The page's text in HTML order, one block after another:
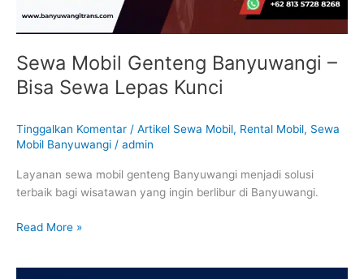
Sewa Mobil Genteng Banyuwangi –
Bisa Sewa Lepas Kunci
Tinggalkan Komentar / Artikel Sewa Mobil, Rental Mobil, Sewa
Mobil Banyuwangi / admin
Layanan sewa mobil genteng Banyuwangi menjadi solusi
terbaik bagi wisatawan yang ingin berlibur di Banyuwangi.
Read More »